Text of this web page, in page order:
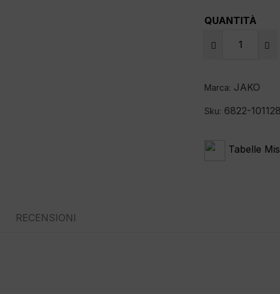
QUANTITÀ
Marca: JAKO
Sku: 6822-101128
Tabelle
RECENSIONI